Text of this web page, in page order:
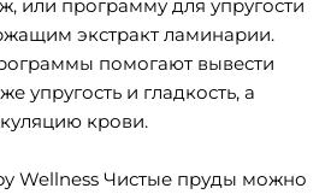
или программу для упругости
экстракт ламинарии.
помогают вывести
упругость и гладкость, а
крови.
Wellness Чистые пруды можно